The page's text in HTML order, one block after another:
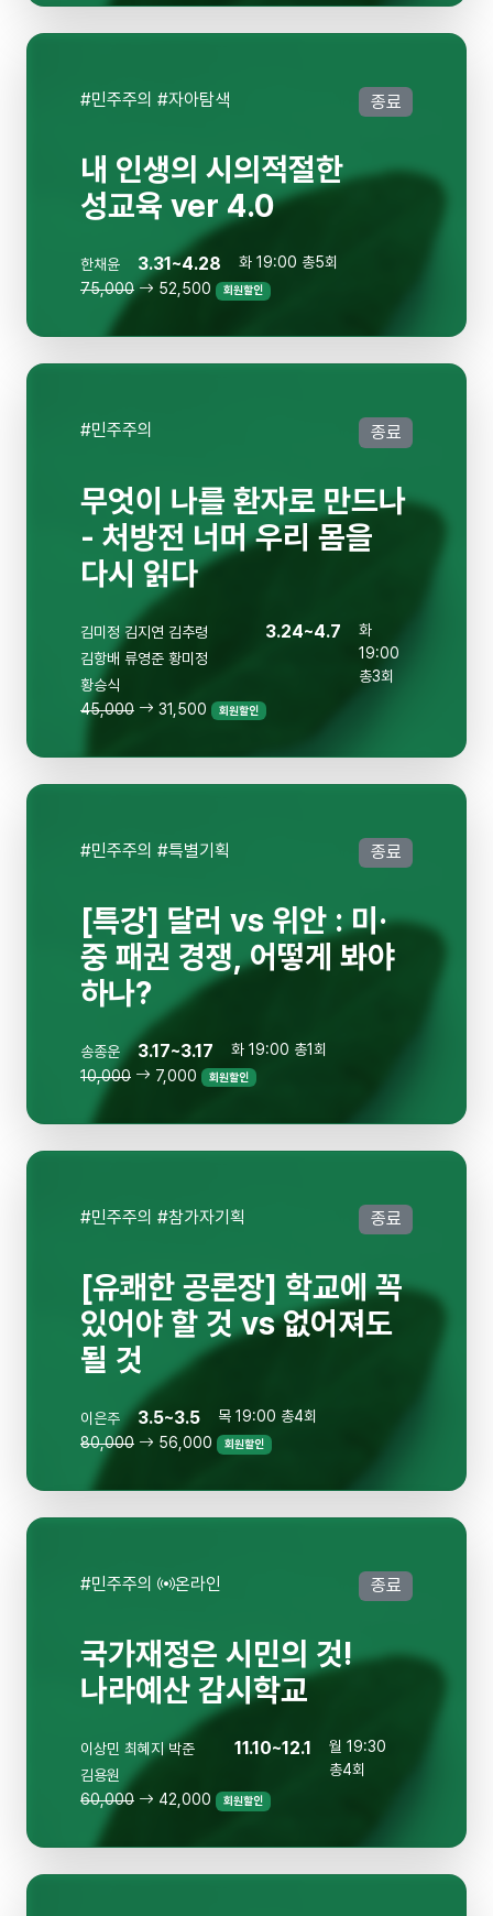
#민주주의 #자아탐색 종료
내 인생의 시의적절한
성교육 ver 4.0
한채윤 3.31~4.28
화 19:00 총5회
75,000
52,500 회원할인
#민주주의 종료
무엇이 나를 환자로 만드나
- 처방전 너머 우리 몸을
다시 읽다
김미정 김지연 김추령
김항배 류영준 황미정
황승식
3.24~4.7
화
19:00
총3회
45,000
31,500 회원할인
#민주주의 #특별기획 종료
[특강] 달러 vs 위안 : 미·
중 패권 경쟁, 어떻게 봐야
하나?
송종운 3.17~3.17
화 19:00 총1회
10,000
7,000 회원할인
#민주주의 #참가자기획 종료
[유쾌한 공론장] 학교에 꼭
있어야 할 것 vs 없어져도
될 것
이은주 3.5~3.5
목 19:00 총4회
80,000
56,000 회원할인
#민주주의 온라인 종료
국가재정은 시민의 것!
나라예산 감시학교
이상민 최혜지 박준
김용원
11.10~12.1
월 19:30
총4회
60,000
42,000 회원할인